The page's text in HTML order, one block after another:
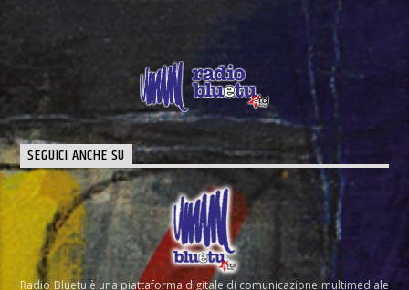
SEGUICI ANCHE SU
Radio Bluetu è una piattaforma digitale di comunicazione multimediale